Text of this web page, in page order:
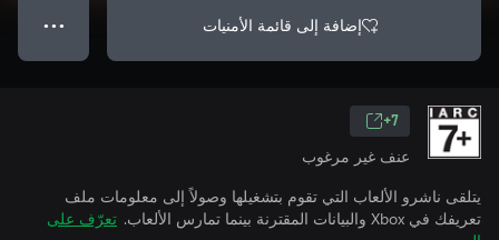
إضافة إلى قائمة الأمنيات ● ● ●
7+
عنف غير مرغوب
يتلقى ناشرو الألعاب التي تقوم بتشغيلها وصولاً إلى معلومات ملف
تعريفك في Xbox والبيانات المقترنة بينما تمارس الألعاب.
تعرّف على